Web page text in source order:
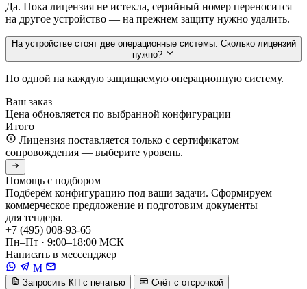
Да. Пока лицензия не истекла, серийный номер переносится
на другое устройство — на прежнем защиту нужно удалить.
На устройстве стоят две операционные системы. Сколько лицензий
нужно?
По одной на каждую защищаемую операционную систему.
Ваш заказ
Цена обновляется по выбранной конфигурации
Итого
Лицензия поставляется только с сертификатом
сопровождения — выберите уровень.
Помощь с подбором
Подберём конфигурацию под ваши задачи. Сформируем
коммерческое предложение и подготовим документы
для тендера.
+7 (495) 008-93-65
Пн–Пт · 9:00–18:00 МСК
Написать в мессенджер
M
Запросить КП с печатью Счёт с отсрочкой